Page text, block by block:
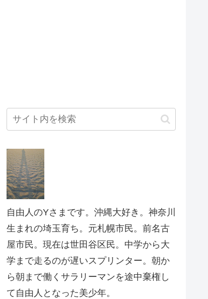
自由人のYさまです。沖縄大好き。神奈川
生まれの埼玉育ち。元札幌市民。前名古
屋市民。現在は世田谷区民。中学から大
学まで走るのが遅いスプリンター。朝か
ら朝まで働くサラリーマンを途中棄権し
て自由人となった美少年。